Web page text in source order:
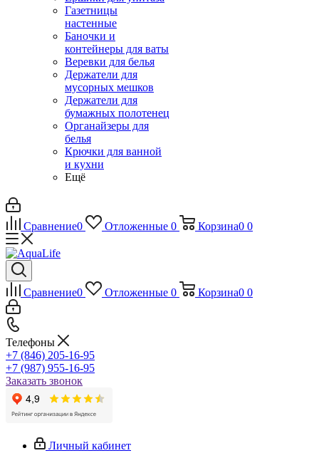
Газетницы
настенные
Баночки и
контейнеры для ваты
Веревки для белья
Держатели для
мусорных мешков
Держатели для
бумажных полотенец
Органайзеры для
белья
Крючки для ванной
и кухни
Ещё
Сравнение0 Отложенные 0 Корзина0 0
Сравнение0 Отложенные 0 Корзина0 0
Телефоны
+7 (846) 205-16-95
+7 (987) 955-16-95
Заказать звонок
Личный кабинет